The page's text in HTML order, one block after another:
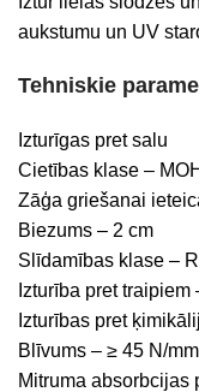
aukstumu un UV
Tehniskie
Izturīgas pret salu
Cietības klase –
Zāģa griešanai
Biezums – 2 cm
Slīdamības klase –
Izturība pret traipiem
Izturības pret
Blīvums – ≥ 45 N/
Mitruma absorbcijas